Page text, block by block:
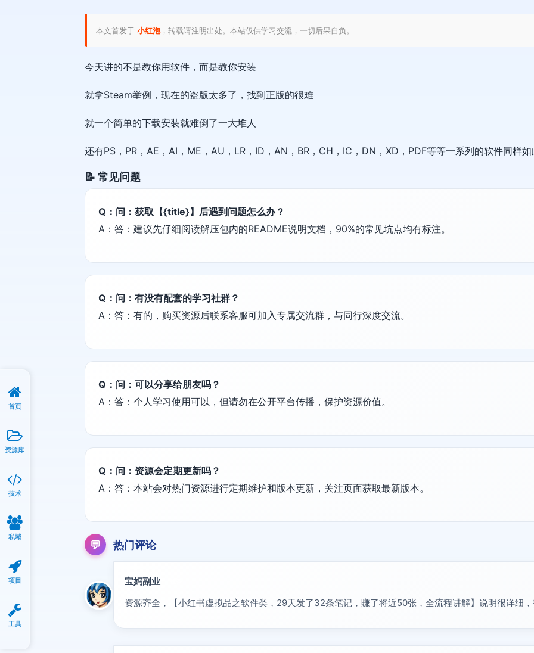
本文首发于 小红泡，转载请注明出处。本站仅供学习交流，一切后果自负。
今天讲的不是教你用软件，而是教你安装
就拿Steam举例，现在的盗版太多了，找到正版的很难
就一个简单的下载安装就难倒了一大堆人
还有PS，PR，AE，AI，ME，AU，LR，ID，AN，BR，CH，IC，DN，XD，PDF等等一系列的软件同样如
📝 常见问题
Q：问：获取【{title}】后遇到问题怎么办？
A：答：建议先仔细阅读解压包内的README说明文档，90%的常见坑点均有标注。
Q：问：有没有配套的学习社群？
A：答：有的，购买资源后联系客服可加入专属交流群，与同行深度交流。
Q：问：可以分享给朋友吗？
A：答：个人学习使用可以，但请勿在公开平台传播，保护资源价值。
Q：问：资源会定期更新吗？
A：答：本站会对热门资源进行定期维护和版本更新，关注页面获取最新版本。
💬 热门评论
宝妈副业
资源齐全，【小红书虚拟品之软件类，29天发了32条笔记，賺了将近50张，全流程讲解】说明很详细
首页
资源库
技术
私域
项目
工具